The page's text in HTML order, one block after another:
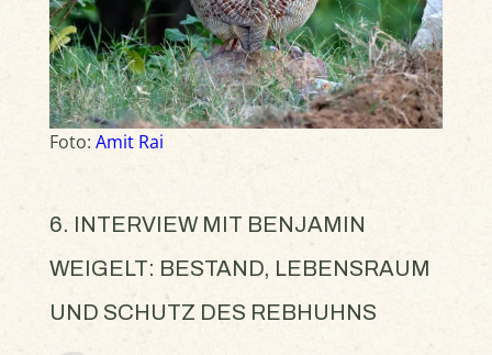
Foto: Amit Rai
6. INTERVIEW MIT BENJAMIN
WEIGELT: BESTAND, LEBENSRAUM
UND SCHUTZ DES REBHUHNS